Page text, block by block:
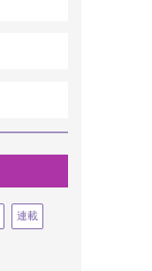
連載